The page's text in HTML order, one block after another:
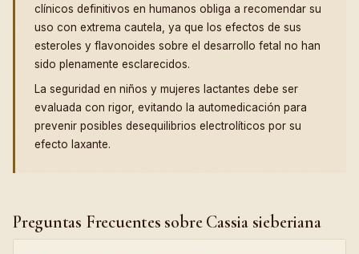
clínicos definitivos en humanos obliga a recomendar su
uso con extrema cautela, ya que los efectos de sus
esteroles y flavonoides sobre el desarrollo fetal no han
sido plenamente esclarecidos.
La seguridad en niños y mujeres lactantes debe ser
evaluada con rigor, evitando la automedicación para
prevenir posibles desequilibrios electrolíticos por su
efecto laxante.
Preguntas Frecuentes sobre Cassia sieberiana